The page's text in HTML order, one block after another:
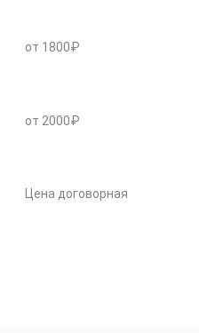
от 1800₽
от 2000₽
Цена договорная